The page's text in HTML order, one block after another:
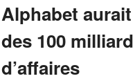
Alphabet
des 100
d’affaires